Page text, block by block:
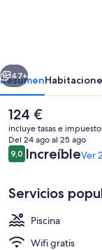
Los
Templarios
Siguiente
47+
Resumen
El
precio
actual
es
de
124 €
incluye tasas e
Del 24 ago al 25 ago
Comentarios
9,09,0 de 10
IncreíbleVer
Servicios
Piscina
Wifi gratis